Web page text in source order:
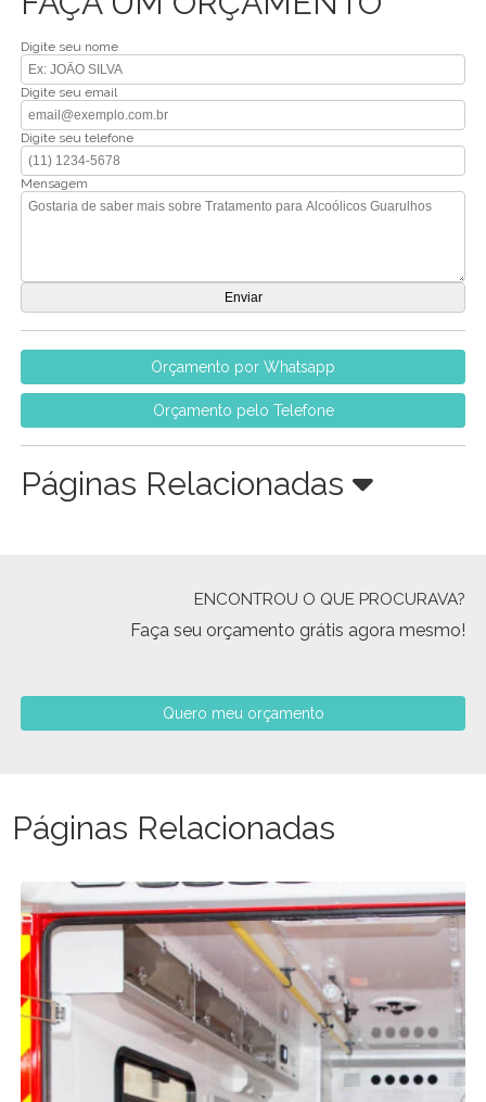
Digite seu nome
Digite seu email
Digite seu telefone
Mensagem
Orçamento por Whatsapp
Orçamento pelo Telefone
Páginas Relacionadas
ENCONTROU O QUE PROCURAVA?
Faça seu orçamento grátis agora mesmo!
Quero meu orçamento
Páginas Relacionadas